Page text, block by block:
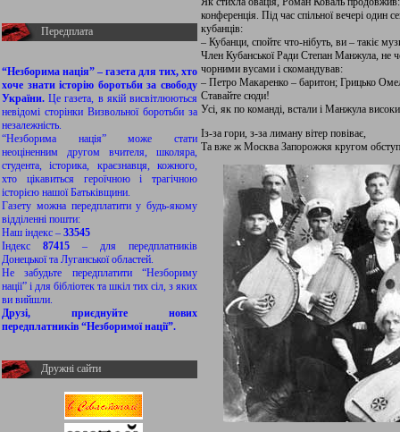
Передплата
“Незборима нація” – газета для тих, хто
хоче знати історію боротьби за свободу
України.Це газета, в якій висвітлюються
невідомі сторінки Визвольної боротьби за
незалежність.
“Незборима нація” може стати
неоціненним другом вчителя, школяра,
студента, історика, краєзнавця, кожного,
хто цікавиться героїчною і трагічною
історією нашої Батьківщини.
Газету можна передплатити у будь-якому
відділенні пошти:
Наш індекс – 33545
Індекс 87415 – для передплатників
Донецької та Луганської областей.
Не забудьте передплатити “Незбориму
нації” і для бібліотек та шкіл тих сіл, з яких
ви вийшли.
Друзі, приєднуйте нових
передплатників “Незборимої нації”.
Дружні сайти
конференція. Під час спільної вечері один
кубанців:
– Кубанци, спойтє что-нібуть, ви – такіє
Член Кубанської Ради Степан Манжула,
чорними вусами і скомандував:
– Петро Макаренко – баритон; Грицько
Ставайте сюди!
Усі, як по команді, встали і Манжула
Із-за гори, з-за лиману вітер повіває,
Та вже ж Москва Запорожжя кругом